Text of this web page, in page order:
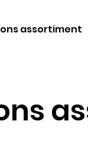
ons assortiment